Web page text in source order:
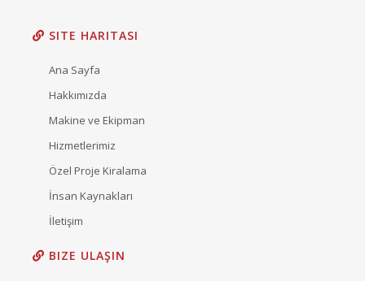
SITE HARITASI
Ana Sayfa
Hakkımızda
Makine ve Ekipman
Hizmetlerimiz
Özel Proje Kiralama
İnsan Kaynakları
İletişim
BIZE ULAŞIN